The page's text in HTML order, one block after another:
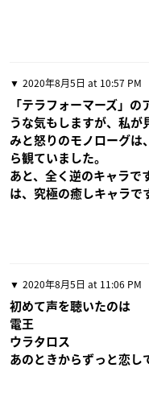
2020年8月5日 at 10:57 PM
「テラフォーマーズ」
うな気もしますが、私が
みと怒りのモノローグは
ら観ていました。
あと、全く逆のキャラで
は、究極の癒しキャラで
2020年8月5日 at 11:06 PM
初めて声を聴いたのは
電王
ウラタロス
あのときからずっと恋し